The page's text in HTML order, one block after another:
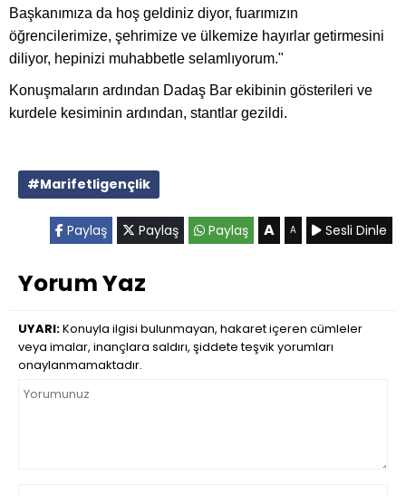
Başkanımıza da hoş geldiniz diyor, fuarımızın
öğrencilerimize, şehrimize ve ülkemize hayırlar getirmesini
diliyor, hepinizi muhabbetle selamlıyorum."
Konuşmaların ardından Dadaş Bar ekibinin gösterileri ve
kurdele kesiminin ardından, stantlar gezildi.
#Marifetligençlik
Paylaş Paylaş Paylaş A A Sesli Dinle
Yorum Yaz
UYARI:Konuyla ilgisi bulunmayan, hakaret içeren cümleler
veya imalar, inançlara saldırı, şiddete teşvik yorumları
onaylanmamaktadır.